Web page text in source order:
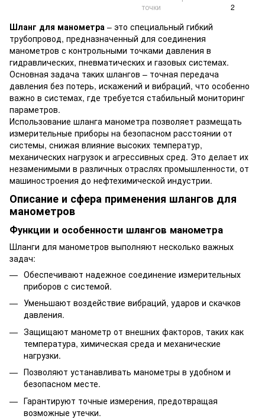
точки
2
Шланг для манометра – это специальный гибкий
трубопровод, предназначенный для соединения
манометров с контрольными точками давления в
гидравлических, пневматических и газовых системах.
Основная задача таких шлангов – точная передача
давления без потерь, искажений и вибраций, что особенно
важно в системах, где требуется стабильный мониторинг
параметров.
Использование шланга манометра позволяет размещать
измерительные приборы на безопасном расстоянии от
системы, снижая влияние высоких температур,
механических нагрузок и агрессивных сред. Это делает их
незаменимыми в различных отраслях промышленности, от
машиностроения до нефтехимической индустрии.
Описание и сфера применения шлангов для
манометров
Функции и особенности шлангов манометра
Шланги для манометров выполняют несколько важных
задач:
Обеспечивают надежное соединение измерительных
приборов с системой.
Уменьшают воздействие вибраций, ударов и скачков
давления.
Защищают манометр от внешних факторов, таких как
температура, химическая среда и механические
нагрузки.
Позволяют устанавливать манометры в удобном и
безопасном месте.
Гарантируют точные измерения, предотвращая
возможные утечки.